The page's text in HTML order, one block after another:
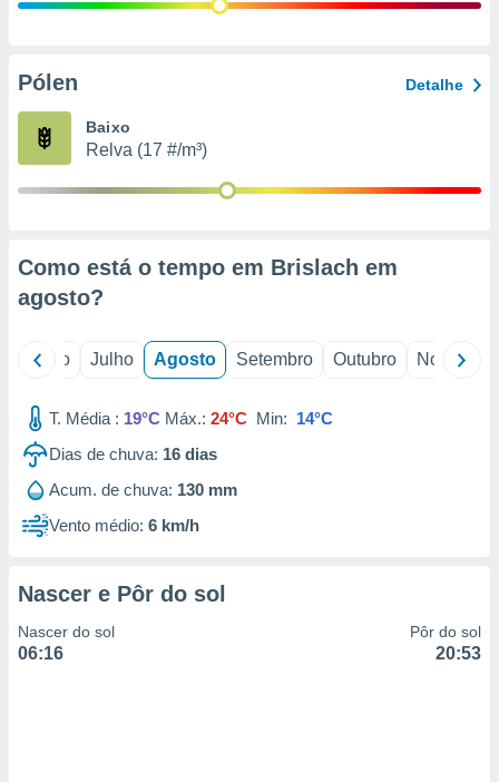
e
de
Pólen Detalhe
Baixo
Relva (17 #/m³)
Como está o tempo em Brislach em
agosto?
Junho Julho Agosto Setembro Outubro Novembro
T. Média : 19°C Máx.: 24°C Min: 14°C
Dias de chuva: 16 dias
Acum. de chuva: 130 mm
Vento médio: 6 km/h
Nascer e Pôr do sol
Nascer do sol
06:16
Pôr do sol
20:53